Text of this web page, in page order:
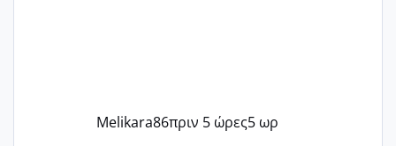
Melikara86πριν 5 ώρες5 ωρ